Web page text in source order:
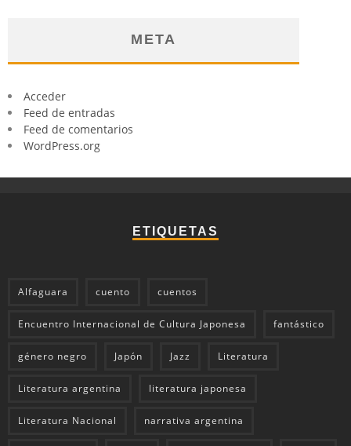
META
Acceder
Feed de entradas
Feed de comentarios
WordPress.org
ETIQUETAS
Alfaguara cuento cuentos
Encuentro Internacional de Cultura Japonesa fantástico
género negro Japón Jazz Literatura
Literatura argentina literatura japonesa
Literatura Nacional narrativa argentina